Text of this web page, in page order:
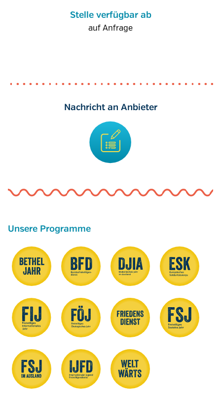
Stelle verfügbar ab
auf Anfrage
Nachricht an Anbieter
Unsere Programme